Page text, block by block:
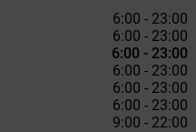
6:00 - 23:00
6:00 - 23:00
6:00 - 23:00
6:00 - 23:00
6:00 - 23:00
6:00 - 23:00
9:00 - 22:00